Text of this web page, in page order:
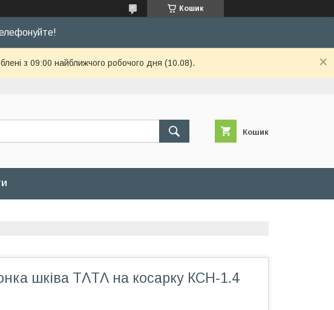
Кошик
з 09:00 найближчого робочого дня (10.08).
Кошик
шківа TΛTΛ на косарку КСН-1.4